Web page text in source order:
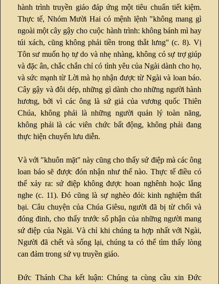
hành trình truyền giáo đáp ứng một tiêu chuẩn tiết kiệm.
Thực tế, Nhóm Mười Hai có mệnh lệnh "không mang gì
ngoài một cây gậy cho cuộc hành trình: không bánh mì hay
túi xách, cũng không phải tiền trong thắt lưng" (c. 8). Vị
Tôn sư muốn họ tự do và nhẹ nhàng, không có sự trợ giúp
và đặc ân, chắc chắn chỉ có tình yêu của Ngài dành cho họ,
và sức mạnh từ Lời mà họ nhận được từ Ngài và loan báo.
Cây gậy và đôi dép, những gì dành cho những người hành
hương, bởi vì các ông là sứ giả của vương quốc Thiên
Chúa, không phải là những người quản lý toàn năng,
không phải là các viên chức bất động, không phải đang
thực hiện chuyến lưu diễn.
Và với "khuôn mặt" này cũng cho thấy sứ điệp mà các ông
loan báo sẽ được đón nhận như thế nào. Thực tế điều có
thể xảy ra: sứ điệp không được hoan nghênh hoặc lắng
nghe (c. 11). Đó cũng là sự nghèo đói: kinh nghiệm thất
bại. Câu chuyện của Chúa Giêsu, người đã bị từ chối và
đóng đinh, cho thấy trước số phận của những người mang
sứ điệp của Ngài. Và chỉ khi chúng ta hợp nhất với Ngài,
Người đã chết và sống lại, chúng ta có thể tìm thấy lòng
can đảm trong sứ vụ truyền giáo.
Đức Thánh Cha kết luận: Chúng ta cùng cầu xin Đức